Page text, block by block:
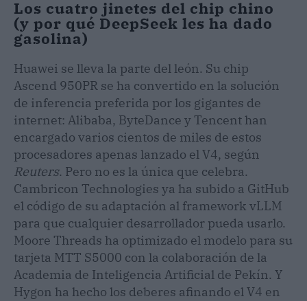
Los cuatro jinetes del chip chino
(y por qué DeepSeek les ha dado
gasolina)
Huawei se lleva la parte del león. Su chip
Ascend 950PR se ha convertido en la solución
de inferencia preferida por los gigantes de
internet: Alibaba, ByteDance y Tencent han
encargado varios cientos de miles de estos
procesadores apenas lanzado el V4, según
Reuters. Pero no es la única que celebra.
Cambricon Technologies ya ha subido a GitHub
el código de su adaptación al framework vLLM
para que cualquier desarrollador pueda usarlo.
Moore Threads ha optimizado el modelo para su
tarjeta MTT S5000 con la colaboración de la
Academia de Inteligencia Artificial de Pekín. Y
Hygon ha hecho los deberes afinando el V4 en